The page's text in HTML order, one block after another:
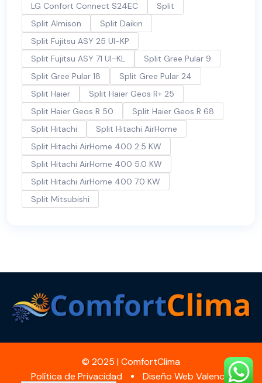
LG Confort Connect S24EC
Split
Split Almison
Split Daikin
Split Fujitsu ASY 25 UI-KP
Split Fujitsu ASY 71 UI-KL
Split Gree Pular 9
Split Gree Pular 18
Split Gree Pular 24
Split Haier
Split Haier Geos R+ 25
Split Haier Geos R 50
Split Haier Geos R 68
Split Hitachi
Split Hitachi AirHome
Split Hitachi AirHome 400 2.5 KW
Split Hitachi AirHome 400 5.0 KW
Split Hitachi AirHome 400 7.0 KW
Split Mitsubishi
© 2025 | ComfortClima
Política de Privacidad
Diseño Web Valencia